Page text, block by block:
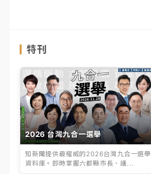
特刊
2026 台灣九合一選舉
知新聞提供最權威的2026台灣九合一選舉
資料庫。即時掌握六都縣市長、議...